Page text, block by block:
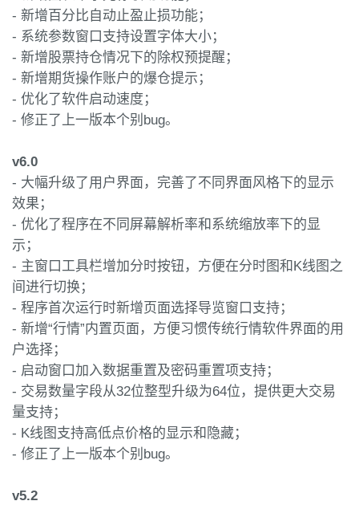
- 新增百分比自动止盈止损功能；
- 系统参数窗口支持设置字体大小；
- 新增股票持仓情况下的除权预提醒；
- 新增期货操作账户的爆仓提示；
- 优化了软件启动速度；
- 修正了上一版本个别bug。
v6.0
- 大幅升级了用户界面，完善了不同界面风格下的显示
效果；
- 优化了程序在不同屏幕解析率和系统缩放率下的显
示；
- 主窗口工具栏增加分时按钮，方便在分时图和K线图之
间进行切换；
- 程序首次运行时新增页面选择导览窗口支持；
- 新增“行情”内置页面，方便习惯传统行情软件界面的用
户选择；
- 启动窗口加入数据重置及密码重置项支持；
- 交易数量字段从32位整型升级为64位，提供更大交易
量支持；
- K线图支持高低点价格的显示和隐藏；
- 修正了上一版本个别bug。
v5.2